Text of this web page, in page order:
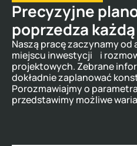
Precyzyjne
poprzedza
Naszą pracę zaczynamy od
miejscu inwestycji i
projektowych. Zebrane
dokładnie zaplanować
Porozmawiajmy o
przedstawimy możliwe